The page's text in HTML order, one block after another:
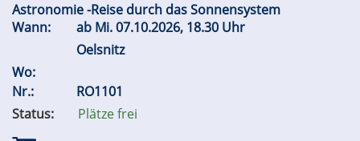
Astronomie -Reise durch das Sonnensystem
Wann:
ab Mi.07.10.2026, 18.30 Uhr
Oelsnitz
Wo:
Nr.:
RO1101
Status:
Plätze frei